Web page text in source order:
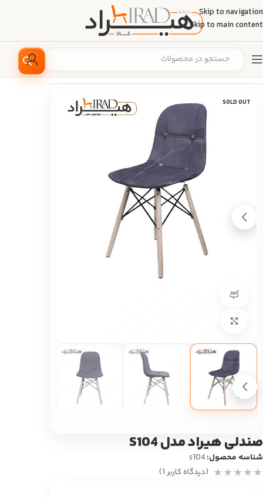
Skip to navigation
Skip to main content
SOLD OUT
صندلی هیراد مدل S104
شناسه محصول:s104
(دیدگاه کاربر1
)